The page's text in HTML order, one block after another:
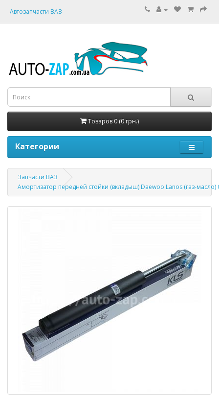
Автозапчасти ВАЗ
Товаров 0 (0 грн.)
Категории
Запчасти ВАЗ
Амортизатор передней стойки (вкладыш) Daewoo Lanos (газ-масло)